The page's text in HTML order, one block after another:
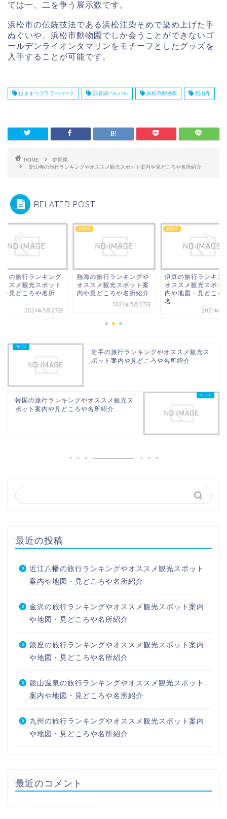
ては一、二を争う展示数です。
浜松市の伝統技法である浜松注染そめで染め上げた手
ぬぐいや、浜松市動物園でしか会うことができないゴ
ールデンライオンタマリンをモチーフとしたグッズを
入手することが可能です。
はままつフラワーパーク 浜名湖パルパル 浜松市動物園 舘山寺
HOME
静岡県
舘山寺の旅行ランキングやオススメ観光スポット案内や見どころや名所紹介
RELATED POST
市の旅行ランキング
ススメ観光スポット
や見どころや名所
2021年5月27日
静岡県
熱海の旅行ランキングや
オススメ観光スポット案
内や見どころや名所紹介
2021年5月27日
静岡県
伊豆の旅行ランキン
オススメ観光スポッ
内や地図・見どころ
名...
2021年6
岩手の旅行ランキングやオススメ観光ス
ポット案内や見どころや名所紹介
韓国の旅行ランキングやオススメ観光ス
ポット案内や見どころや名所紹介
最近の投稿
近江八幡の旅行ランキングやオススメ観光スポット
案内や地図・見どころや名所紹介
金沢の旅行ランキングやオススメ観光スポット案内
や地図・見どころや名所紹介
銀座の旅行ランキングやオススメ観光スポット案内
や地図・見どころや名所紹介
銀山温泉の旅行ランキングやオススメ観光スポット
案内や地図・見どころや名所紹介
九州の旅行ランキングやオススメ観光スポット案内
や地図・見どころや名所紹介
最近のコメント